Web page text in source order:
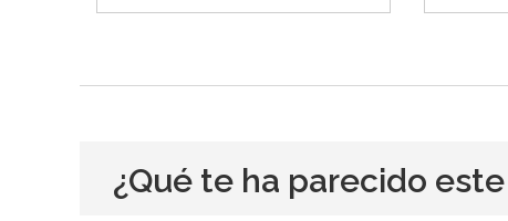
¿Qué te ha parecido